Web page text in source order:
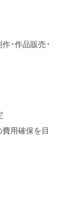
・作品販売・
用確保を目